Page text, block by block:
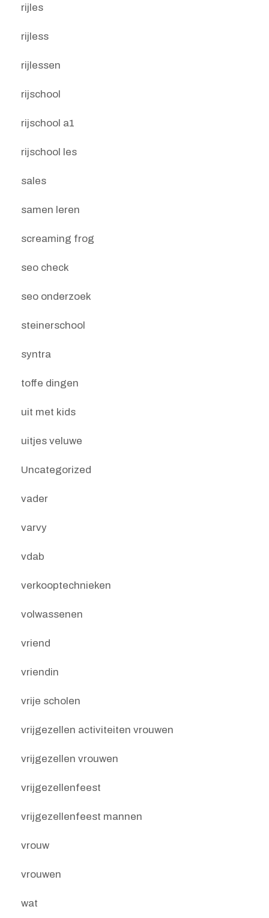
rijles
rijless
rijlessen
rijschool
rijschool a1
rijschool les
sales
samen leren
screaming frog
seo check
seo onderzoek
steinerschool
syntra
toffe dingen
uit met kids
uitjes veluwe
Uncategorized
vader
varvy
vdab
verkooptechnieken
volwassenen
vriend
vriendin
vrije scholen
vrijgezellen activiteiten vrouwen
vrijgezellen vrouwen
vrijgezellenfeest
vrijgezellenfeest mannen
vrouw
vrouwen
wat